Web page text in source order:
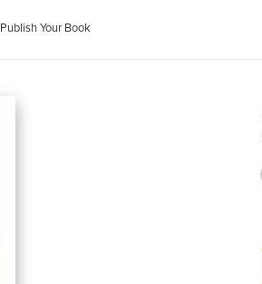
Publish Your Book